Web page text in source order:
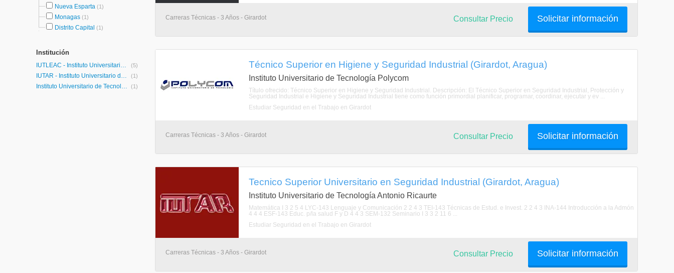
Nueva Esparta (1)
Monagas (1)
Distrito Capital (1)
Institución
IUTLEAC - Instituto Universitario de Tecnología "Laura Evangelista Alvarado Cardozo" (5)
IUTAR - Instituto Universitario de Tecnología Antonio Ricaurte (1)
Instituto Universitario de Tecnología Polycom (1)
Carreras Técnicas - 3 Años - Girardot Solicitar información
Consultar Precio
Técnico Superior en Higiene y Seguridad Industrial (Girardot, Aragua)
Instituto Universitario de Tecnología Polycom
Título ofrecido: Técnico Superior en Higiene y Seguridad Industrial. Descripción: El Técnico Superior en Seguridad Industrial, Protección y
Seguridad Industrial e Higiene y Seguridad Industrial tiene como función primordial planificar, programar, coordinar, ejecutar y ev ...
Estudiar Seguridad en el Trabajo en Girardot
Carreras Técnicas - 3 Años - Girardot Solicitar información
Consultar Precio
Tecnico Superior Universitario en Seguridad Industrial (Girardot, Aragua)
Instituto Universitario de Tecnología Antonio Ricaurte
Matemática I 3 2 5 4 LYC-143 Lenguaje y Comunicación 2 2 4 3 TEI-143 Técnicas de Estud. e Invest. 2 2 4 3 INA-144 Introducción a la Admón
4 4 4 ESF-143 Educ. p/la salud F y D 4 4 3 SEM-132 Seminario I 3 3 2 11 6 ...
Estudiar Seguridad en el Trabajo en Girardot
Carreras Técnicas - 3 Años - Girardot Solicitar información
Consultar Precio